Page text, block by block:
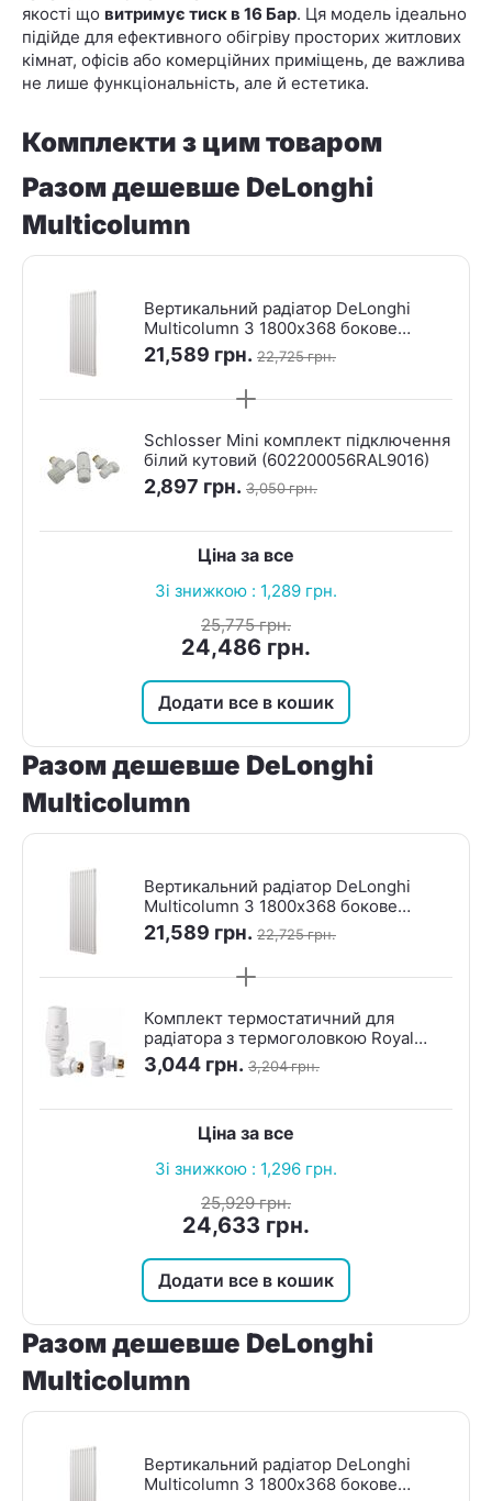
якості що витримує тиск в 16 Бар. Ця модель ідеально
підійде для ефективного обігріву просторих житлових
кімнат, офісів або комерційних приміщень, де важлива
не лише функціональність, але й естетика.
Комплекти з цим товаром
Разом дешевше DeLonghi
Multicolumn
Вертикальний радіатор DeLonghi
Multicolumn 3 1800х368 бокове
підключення RAL9016 — 8 секцій
21,589 грн. 22,725грн.
Schlosser Mini комплект підключення
білий кутовий (602200056RAL9016)
2,897 грн. 3,050грн.
Ціна за все
Зі знижкою : 1,289 грн.
25,775грн.
24,486 грн.
Додати все в кошик
Разом дешевше DeLonghi
Multicolumn
Вертикальний радіатор DeLonghi
Multicolumn 3 1800х368 бокове
підключення RAL9016 — 8 секцій
21,589 грн. 22,725грн.
Комплект термостатичний для
радіатора з термоголовкою Royal
(Білий, Кутовий)
3,044 грн. 3,204грн.
Ціна за все
Зі знижкою : 1,296 грн.
25,929грн.
24,633 грн.
Додати все в кошик
Разом дешевше DeLonghi
Multicolumn
Вертикальний радіатор DeLonghi
Multicolumn 3 1800х368 бокове